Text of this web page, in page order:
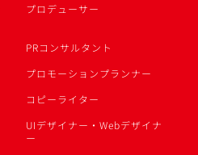
プロデューサー
PRコンサルタント
プロモーションプランナー
コピーライター
UIデザイナー・Webデザイナ
ー